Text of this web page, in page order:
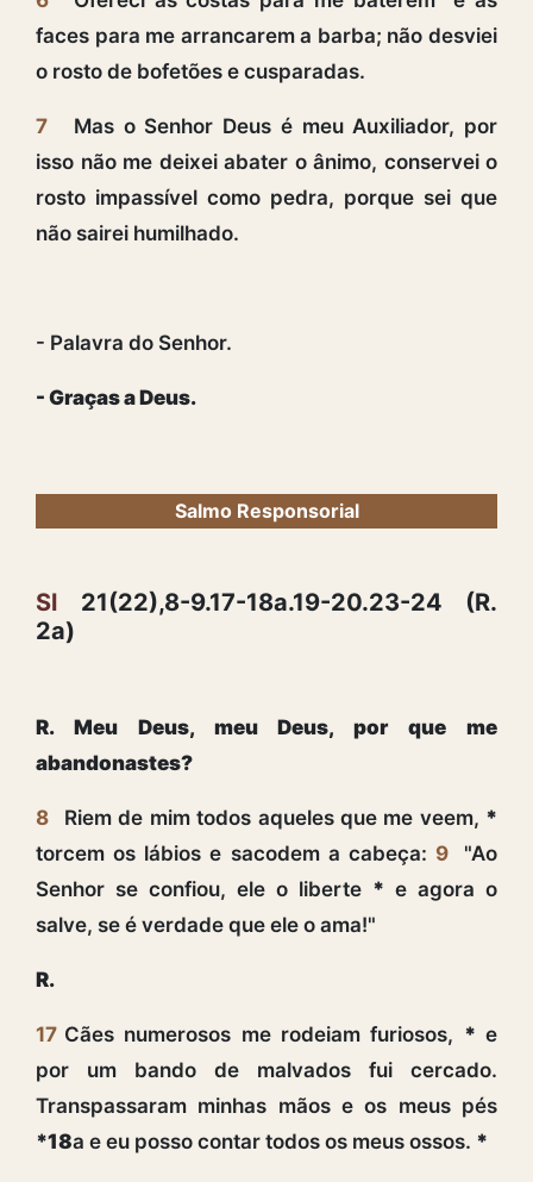
faces para me arrancarem a barba; não desviei
o rosto de bofetões e cusparadas.
7
Mas o Senhor Deus é meu Auxiliador, por
isso não me deixei abater o ânimo, conservei o
rosto impassível como pedra, porque sei que
não sairei humilhado.
- Palavra do Senhor.
- Graças a Deus.
Salmo Responsorial
Sl 21(22),8-9.17-18a.19-20.23-24 (R.
2a)
R. Meu Deus, meu Deus, por que me
abandonastes?
8 Riem de mim todos aqueles que me veem, *
torcem os lábios e sacodem a cabeça: 9
"Ao
Senhor se confiou, ele o liberte * e agora o
salve, se é verdade que ele o ama!"
R.
17 Cães numerosos me rodeiam furiosos, * e
por um bando de malvados fui cercado.
Transpassaram minhas mãos e os meus pés
*18a e eu posso contar todos os meus ossos. *